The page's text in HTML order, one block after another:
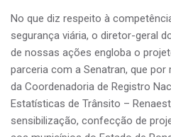
No que diz respeito à
segurança viária, o diretor-geral
de nossas ações engloba o
parceria com a Senatran, que
da Coordenadoria de Registro
Estatísticas de Trânsito –
sensibilização, confecção de